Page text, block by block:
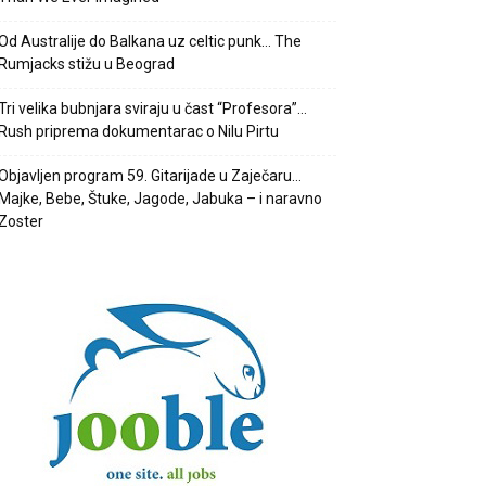
Australije do Balkana uz celtic punk… The
Rumjacks stižu u Beograd
velika bubnjara sviraju u čast “Profesora”…
Rush priprema dokumentarac o Nilu Pirtu
program 59. Gitarijade u Zaječaru…
Majke, Bebe, Štuke, Jagode, Jabuka – i naravno
Zoster